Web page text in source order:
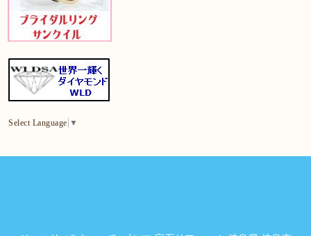
Select Language ▼